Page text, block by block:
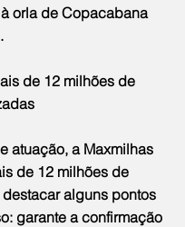
orla de Copacabana
de 12 milhões de
atuação, a Maxmilhas
de 12 milhões de
alguns pontos
garante a confirmação